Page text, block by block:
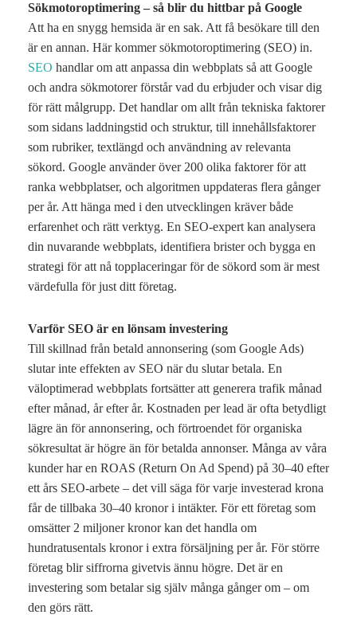
Sökmotoroptimering – så blir du hittbar på Google
Att ha en snygg hemsida är en sak. Att få besökare till den
är en annan. Här kommer sökmotoroptimering (SEO) in.
SEO handlar om att anpassa din webbplats så att Google
och andra sökmotorer förstår vad du erbjuder och visar dig
för rätt målgrupp. Det handlar om allt från tekniska faktorer
som sidans laddningstid och struktur, till innehållsfaktorer
som rubriker, textlängd och användning av relevanta
sökord. Google använder över 200 olika faktorer för att
ranka webbplatser, och algoritmen uppdateras flera gånger
per år. Att hänga med i den utvecklingen kräver både
erfarenhet och rätt verktyg. En SEO-expert kan analysera
din nuvarande webbplats, identifiera brister och bygga en
strategi för att nå topplaceringar för de sökord som är mest
värdefulla för just ditt företag.
Varför SEO är en lönsam investering
Till skillnad från betald annonsering (som Google Ads)
slutar inte effekten av SEO när du slutar betala. En
väloptimerad webbplats fortsätter att generera trafik månad
efter månad, år efter år. Kostnaden per lead är ofta betydligt
lägre än för annonsering, och förtroendet för organiska
sökresultat är högre än för betalda annonser. Många av våra
kunder har en ROAS (Return On Ad Spend) på 30–40 efter
ett års SEO-arbete – det vill säga för varje investerad krona
får de tillbaka 30–40 kronor i intäkter. För ett företag som
omsätter 2 miljoner kronor kan det handla om
hundratusentals kronor i extra försäljning per år. För större
företag blir siffrorna givetvis ännu högre. Det är en
investering som betalar sig själv många gånger om – om
den görs rätt.